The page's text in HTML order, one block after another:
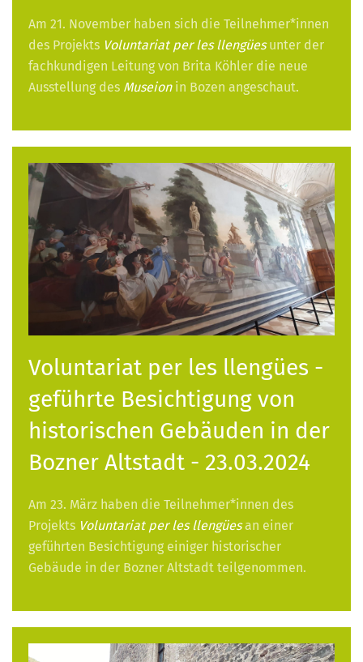
Am 21. November haben sich die Teilnehmer*innen
des Projekts Voluntariat per les llengüesunter der
fachkundigen Leitung von Brita Köhler die neue
Ausstellung des Museionin Bozen angeschaut.
Voluntariat per les llengües -
geführte Besichtigung von
historischen Gebäuden in der
Bozner Altstadt - 23.03.2024
Am 23. März haben die Teilnehmer*innen des
Projekts Voluntariat per les llengüesan einer
geführten Besichtigung einiger historischer
Gebäude in der Bozner Altstadt teilgenommen.